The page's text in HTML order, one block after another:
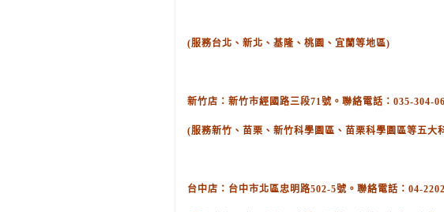
(服務台北、新北、基隆、桃園、宜蘭等地區)
新竹店：新竹市經國路三段71號。聯絡電話：035-304-
(服務新竹、苗栗、新竹科學園區、苗栗科學園區等五大
台中店：台中市北區忠明路502-5號。聯絡電話：04-